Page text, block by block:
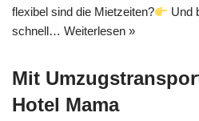
flexibel sind die Mietzeiten?
Und
schnell… Weiterlesen »
Mit
Hotel Mama